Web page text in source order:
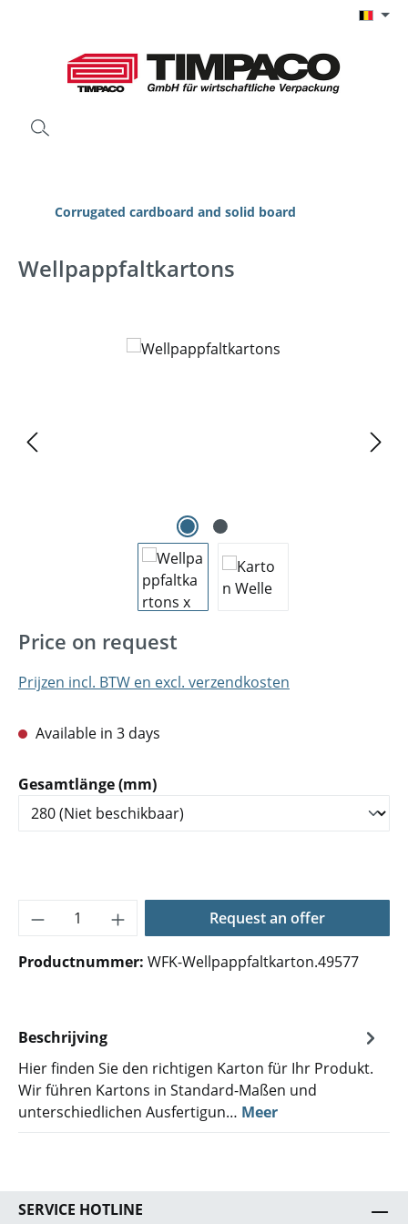
Corrugated cardboard and solid board
Wellpappfaltkartons
Afbeeldingengalerij overslaan
Price on request
Prijzen incl. BTW en excl. verzendkosten
Available in 3 days
Selecteer
Gesamtlänge (mm)
Producthoeveelheid: Voer de gewenste
Request an offer
Productnummer: WFK-Wellpappfaltkarton.49577
Beschrijving
Hier finden Sie den richtigen Karton für Ihr Produkt.
Wir führen Kartons in Standard-Maßen und
unterschiedlichen Ausfertigun… Meer
SERVICE HOTLINE